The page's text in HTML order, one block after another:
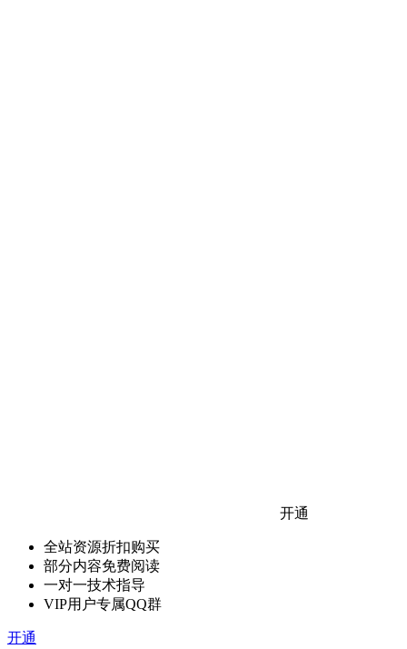
开通
全站资源折扣购买
部分内容免费阅读
一对一技术指导
VIP用户专属QQ群
开通